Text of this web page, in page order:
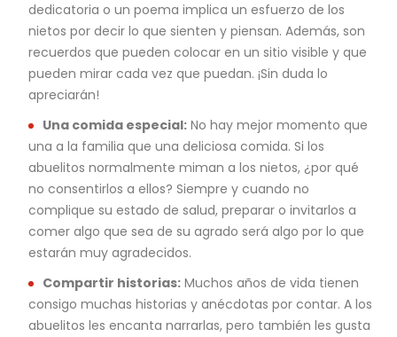
dedicatoria o un poema implica un esfuerzo de los
nietos por decir lo que sienten y piensan. Además, son
recuerdos que pueden colocar en un sitio visible y que
pueden mirar cada vez que puedan. ¡Sin duda lo
apreciarán!
Una comida especial: No hay mejor momento que
una a la familia que una deliciosa comida. Si los
abuelitos normalmente miman a los nietos, ¿por qué
no consentirlos a ellos? Siempre y cuando no
complique su estado de salud, preparar o invitarlos a
comer algo que sea de su agrado será algo por lo que
estarán muy agradecidos.
Compartir historias: Muchos años de vida tienen
consigo muchas historias y anécdotas por contar. A los
abuelitos les encanta narrarlas, pero también les gusta